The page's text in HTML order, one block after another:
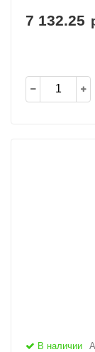
7 132.25
В наличии